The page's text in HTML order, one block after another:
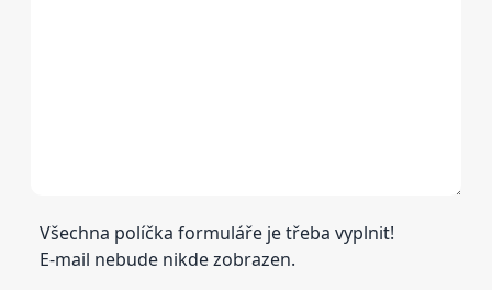
Všechna políčka formuláře je třeba vyplnit!
E-mail nebude nikde zobrazen.